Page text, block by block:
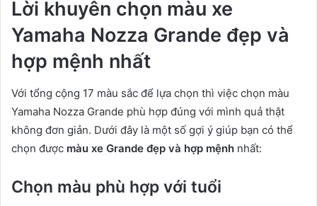
Lời khuyên chọn màu xe
Yamaha Nozza Grande đẹp và
hợp mệnh nhất
Với tổng cộng 17 màu sắc để lựa chọn thì việc chọn màu
Yamaha Nozza Grande phù hợp đúng với mình quả thật
không đơn giản. Dưới đây là một số gợi ý giúp bạn có thể
chọn được màu xe Grande đẹp và hợp mệnh nhất:
Chọn màu phù hợp với tuổi